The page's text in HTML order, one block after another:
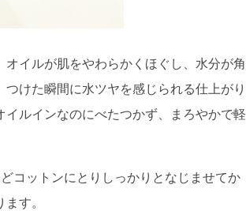
オイルが肌をやわらかくほぐし、水分が角
けた瞬間に水ツヤを感じられる仕上がり
ルインなのにべたつかず、まろやかで軽
コットンにとりしっかりとなじませてか
す。